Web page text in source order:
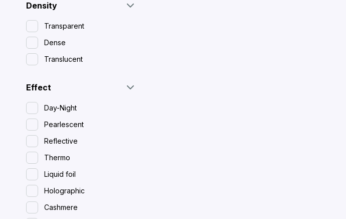
Density
Transparent
Dense
Translucent
Effect
Day-Night
Pearlescent
Reflective
Thermo
Liquid foil
Holographic
Cashmere